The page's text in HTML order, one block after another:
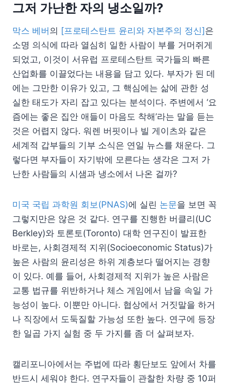
그저 가난한 자의 냉소일까?
막스 베버 의 [프로테스탄트 윤리와 자본주의 정신] 은
소명 의식에 따라 열심히 일한 사람이 부를 거머쥐게
되었고, 이것이 서유럽 프로테스탄트 국가들의 빠른
산업화를 이끌었다는 내용을 담고 있다. 부자가 된 데
에는 그만한 이유가 있고, 그 핵심에는 삶에 관한 성
실한 태도가 자리 잡고 있다는 분석이다. 주변에서 ‘요
즘에는 좋은 집안 애들이 마음도 착해’라는 말을 듣는
것은 어렵지 않다. 워렌 버핏이나 빌 게이츠와 같은
세계적 갑부들의 기부 소식은 연일 뉴스를 채운다. 그
렇다면 부자들이 자기밖에 모른다는 생각은 그저 가
난한 사람들의 시샘과 냉소에서 나온 걸까?
미국 국립 과학원 회보(PNAS)에 실린 논문을 보면 꼭
그렇지만은 않은 것 같다. 연구를 진행한 버클리(UC
Berkley)와 토론토(Toronto) 대학 연구진이 발표한
바로는, 사회경제적 지위(Socioeconomic Status)가
높은 사람의 윤리성은 하위 계층보다 떨어지는 경향
이 있다. 예를 들어, 사회경제적 지위가 높은 사람은
교통 법규를 위반하거나 체스 게임에서 남을 속일 가
능성이 높다. 이뿐만 아니다. 협상에서 거짓말을 하거
나 직장에서 도둑질할 가능성 또한 높다. 연구에 등장
한 일곱 가지 실험 중 두 가지를 좀 더 살펴보자.
캘리포니아에서는 주법에 따라 횡단보도 앞에서 차를
반드시 세워야 한다. 연구자들이 관찰한 차량 중 10퍼